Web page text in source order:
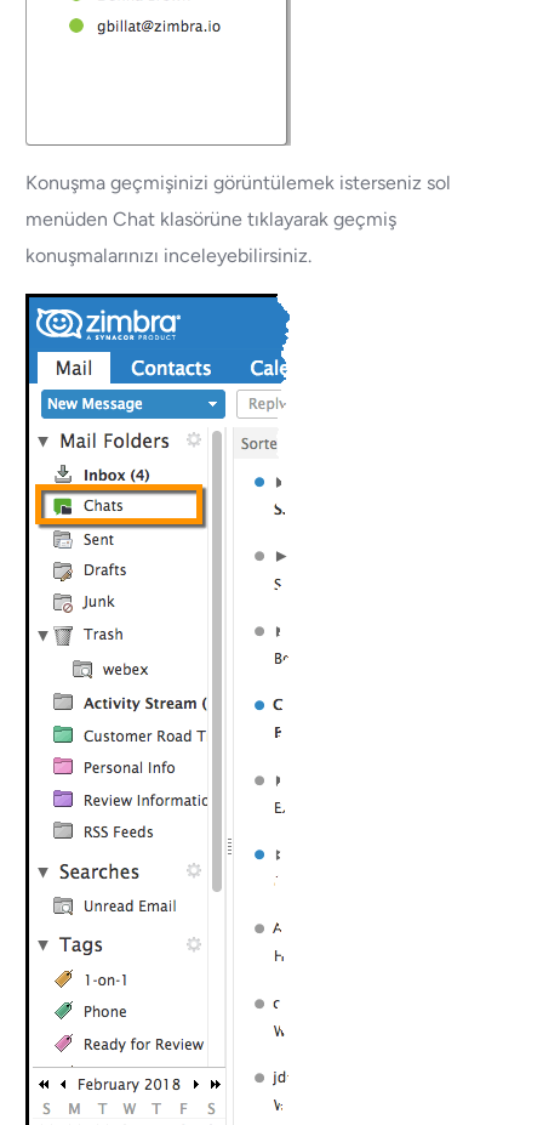
Konuşma geçmişinizi görüntülemek isterseniz sol
menüden Chat klasörüne tıklayarak geçmiş
konuşmalarınızı inceleyebilirsiniz.